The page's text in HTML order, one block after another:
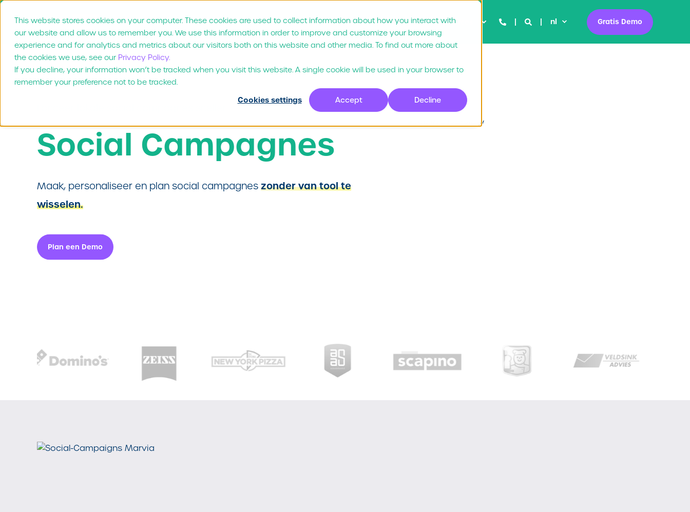
This website stores cookies on your computer. These cookies are used to collect information about how you interact with
our website and allow us to remember you. We use this information in order to improve and customize your browsing
experience and for analytics and metrics about our visitors both on this website and other media. To find out more about
the cookies we use, see our Privacy Policy.
If you decline, your information won’t be tracked when you visit this website. A single cookie will be used in your browser to
remember your preference not to be tracked.
Cookies settings Accept Decline
Product Waarom Marvia? Prijzen Klanten Partners Resources nl Gratis Demo
Social Campagnes
Maak, personaliseer en plan social campagnes zonder van tool te
wisselen.
Plan een Demo